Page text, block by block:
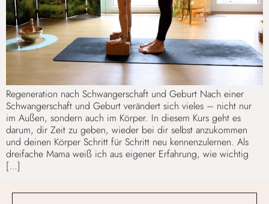
Regeneration nach Schwangerschaft und Geburt Nach einer
Schwangerschaft und Geburt verändert sich vieles – nicht nur
im Außen, sondern auch im Körper. In diesem Kurs geht es
darum, dir Zeit zu geben, wieder bei dir selbst anzukommen
und deinen Körper Schritt für Schritt neu kennenzulernen. Als
dreifache Mama weiß ich aus eigener Erfahrung, wie wichtig
[…]